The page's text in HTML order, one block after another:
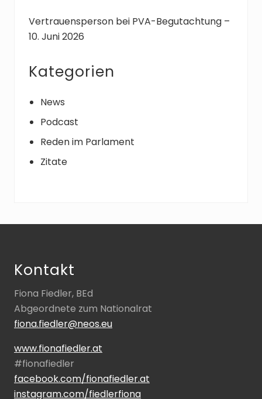
Vertrauensperson bei PVA-Begutachtung –
10. Juni 2026
Kategorien
News
Podcast
Reden im Parlament
Zitate
Kontakt
Fiona Fiedler, BEd
Abgeordnete zum Nationalrat
fiona.fiedler@neos.eu
www.fionafiedler.at
#fionafiedler
facebook.com/fionafiedler.at
instagram.com/fiedlerfiona